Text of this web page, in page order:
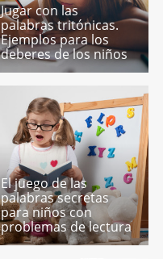
Jugar con las
palabras tritónicas.
Ejemplos para los
deberes de los niños
El juego de las
palabras secretas
para niños con
problemas de lectura